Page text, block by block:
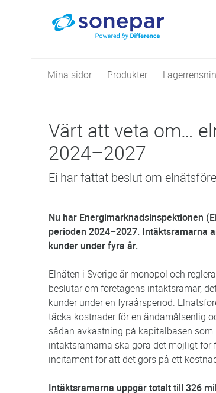
Mina sidor Produkter
Värt att veta om…
2024–2027
Ei har fattat beslut om
Nu har Energimarknadsinspektionen
perioden 2024–2027. Intäktsramarna
kunder under fyra år.
Elnäten i Sverige är monopol och
beslutar om företagens intäktsramar,
kunder under en fyraårsperiod.
täcka kostnader för en ändamålsenlig
sådan avkastning på kapitalbasen
intäktsramarna ska göra det möjligt för
incitament för att det görs på ett
Intäktsramarna uppgår totalt till 326